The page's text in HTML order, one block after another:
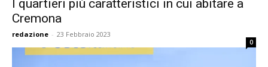
I quartieri più caratteristici in cui abitare a
Cremona
redazione - 23 Febbraio 2023
0